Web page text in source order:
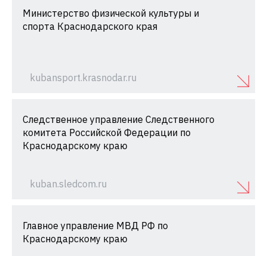
Министерство физической культуры и
спорта Краснодарского края
kubansport.krasnodar.ru
Следственное управление Следственного
комитета Российской Федерации по
Краснодарскому краю
kuban.sledcom.ru
Главное управление МВД РФ по
Краснодарскому краю